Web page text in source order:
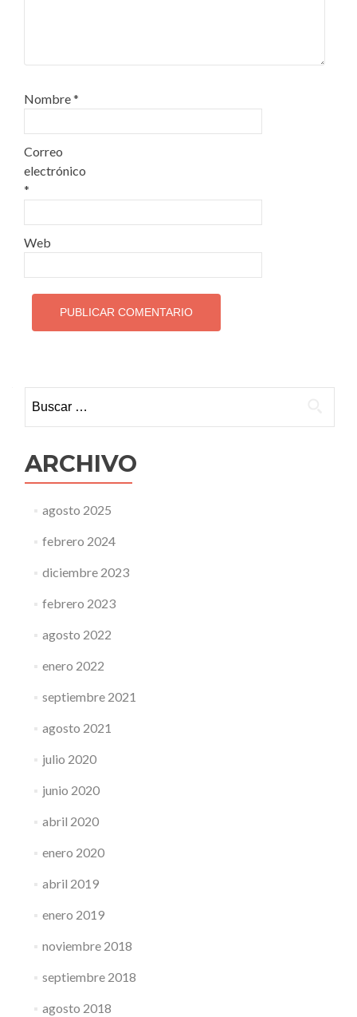
Nombre*
Correo
electrónico
*
Web
ARCHIVO
agosto 2025
febrero 2024
diciembre 2023
febrero 2023
agosto 2022
enero 2022
septiembre 2021
agosto 2021
julio 2020
junio 2020
abril 2020
enero 2020
abril 2019
enero 2019
noviembre 2018
septiembre 2018
agosto 2018